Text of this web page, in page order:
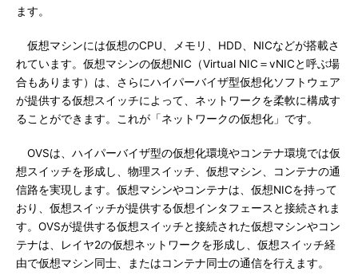
ます。
仮想マシンには仮想のCPU、メモリ、HDD、NICなどが搭載さ
れています。仮想マシンの仮想NIC（Virtual NIC＝vNICと呼ぶ場
合もあります）は、さらにハイパーバイザ型仮想化ソフトウェア
が提供する仮想スイッチによって、ネットワークを柔軟に構成す
ることができます。これが「ネットワークの仮想化」です。
OVSは、ハイパーバイザ型の仮想化環境やコンテナ環境では仮
想スイッチを形成し、物理スイッチ、仮想マシン、コンテナの通
信路を実現します。仮想マシンやコンテナは、仮想NICを持って
おり、仮想スイッチが提供する仮想インタフェースと接続されま
す。OVSが提供する仮想スイッチと接続された仮想マシンやコン
テナは、レイヤ2の仮想ネットワークを形成し、仮想スイッチ経
由で仮想マシン同士、またはコンテナ同士の通信を行えます。